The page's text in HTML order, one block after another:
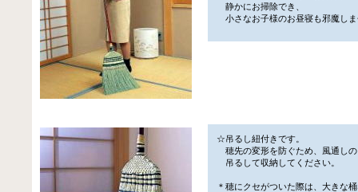
静かにお掃除でき、
小さなお子様のお昼寝も邪魔し
☆吊るし紐付きです。
穂先の変形を防ぐため、風通し
吊るして収納してください。
＊穂にクセがついた際は、大きな